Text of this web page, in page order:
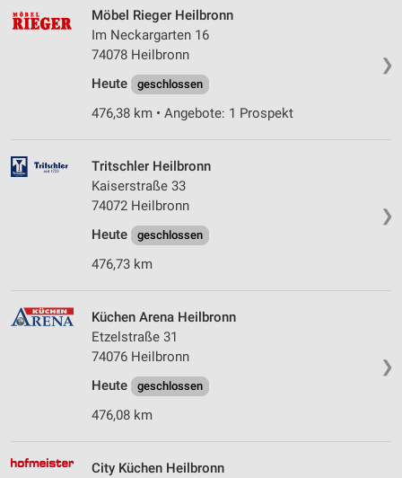
❯
Möbel Rieger Heilbronn
Im Neckargarten 16
74078 Heilbronn
Heute
geschlossen
476,38 km • Angebote: 1 Prospekt
❯
Tritschler Heilbronn
Kaiserstraße 33
74072 Heilbronn
Heute
geschlossen
476,73 km
❯
Küchen Arena Heilbronn
Etzelstraße 31
74076 Heilbronn
Heute
geschlossen
476,08 km
City Küchen Heilbronn